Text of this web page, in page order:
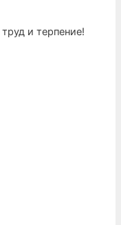
и терпение!